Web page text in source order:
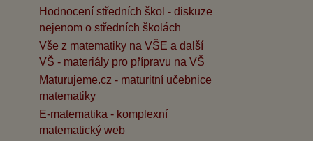
Hodnocení středních škol - diskuze
nejenom o středních školách
Vše z matematiky na VŠE a další
VŠ - materiály pro přípravu na VŠ
Maturujeme.cz - maturitní učebnice
matematiky
E-matematika - komplexní
matematický web